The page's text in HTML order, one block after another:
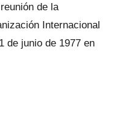
de la
Internacional
de junio de 1977 en